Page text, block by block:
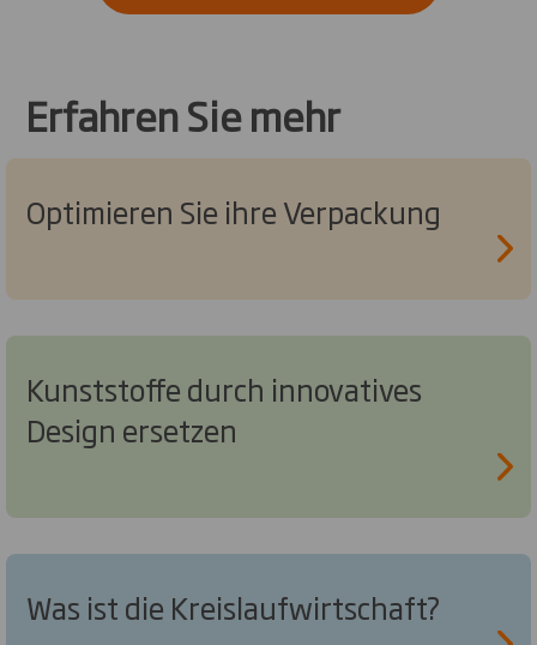
Erfahren Sie mehr
Optimieren Sie ihre Verpackung
Kunststoffe durch innovatives
Design ersetzen
Was ist die Kreislaufwirtschaft?